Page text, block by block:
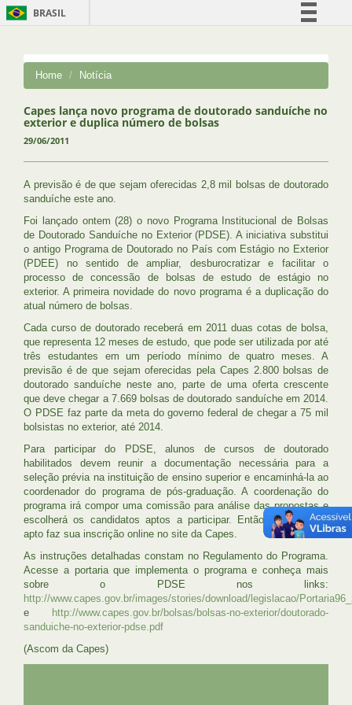
BRASIL
Comunica BR
Acesso à informação
Home Notícia
Capes lança novo programa de doutorado sanduíche no
exterior e duplica número de bolsas
29/06/2011
A previsão é de que sejam oferecidas 2,8 mil bolsas de doutorado
sanduíche este ano.
Foi lançado ontem (28) o novo Programa Institucional de Bolsas
de Doutorado Sanduíche no Exterior (PDSE). A iniciativa substitui
o antigo Programa de Doutorado no País com Estágio no Exterior
(PDEE) no sentido de ampliar, desburocratizar e facilitar o
processo de concessão de bolsas de estudo de estágio no
exterior. A primeira novidade do novo programa é a duplicação do
atual número de bolsas.
Cada curso de doutorado receberá em 2011 duas cotas de bolsa,
que representa 12 meses de estudo, que pode ser utilizada por até
três estudantes em um período mínimo de quatro meses. A
previsão é de que sejam oferecidas pela Capes 2.800 bolsas de
doutorado sanduíche neste ano, parte de uma oferta crescente
que deve chegar a 7.669 bolsas de doutorado sanduíche em 2014.
O PDSE faz parte da meta do governo federal de chegar a 75 mil
bolsistas no exterior, até 2014.
Para participar do PDSE, alunos de cursos de doutorado
habilitados devem reunir a documentação necessária para a
seleção prévia na instituição de ensino superior e encaminhá-la ao
coordenador do programa de pós-graduação. A coordenação do
programa irá compor uma comissão para análise das propostas e
escolherá os candidatos aptos a participar. Então, o candidato
apto faz sua inscrição online no site da Capes.
As instruções detalhadas constam no Regulamento do Programa.
Acesse a portaria que implementa o programa e conheça mais
sobre o PDSE nos links:
http://www.capes.gov.br/images/stories/download/legislacao/
e
http://www.capes.gov.br/bolsas/bolsas-no-exterior/doutorado-
sanduiche-no-exterior-pdse.pdf
(Ascom da Capes)